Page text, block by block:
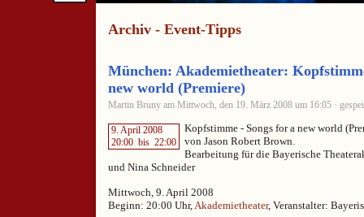
Archiv - Event-Tipps
München: Akademietheater:
new world (Premiere)
Martin Bruny am Mittwoch, den 19. März 2008 um 16:05 ·
9. April 2008
20:00 bis 22:00
Kopfstimme - Songs for a new world
von Jason Robert Brown.
Bearbeitung für die Bayerische
und Nina Schneider
Mittwoch, 9. April 2008
Beginn: 20:00 Uhr, Akademietheater, Veranstalter: